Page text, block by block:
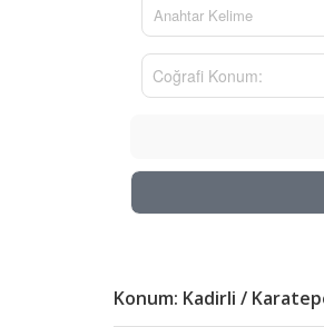
Konum: Kadirli /